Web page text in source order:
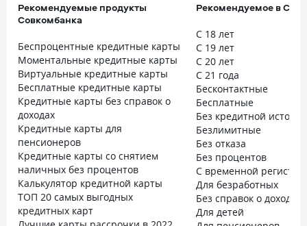
Рекомендуемые продукты
Совкомбанка
Беспроцентные кредитные карты
Моментальные кредитные карты
Виртуальные кредитные карты
Бесплатные кредитные карты
Кредитные карты без справок о
доходах
Кредитные карты для
пенсионеров
Кредитные карты со снятием
наличных без процентов
Калькулятор кредитной карты
ТОП 20 самых выгодных
кредитных карт
Рекомендуемое в
С 18 лет
С 19 лет
С 20 лет
С 21 года
Бесконтактные
Бесплатные
Без кредитной
Безлимитные
Без отказа
Без процентов
С временной
Для безработных
Без справок о доходах
Для детей